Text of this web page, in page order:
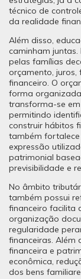
técnico de
da realidade
Além disso,
caminham
pelas famílias
orçamento, juros,
financeiro. O
forma
transforma-se
permitindo
construir hábitos
também
expressão
patrimonial
previsibilidade e
No âmbito
também possui
financeiro facilita
organização
regularidade
financeiras. Além
financeira e
econômica,
dos bens